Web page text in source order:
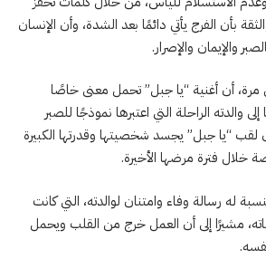
بأن الفرج يأتي دائمًا بعد الشدة، وأن الإنسان
والإيمان والإصرار.
أن أغنية “يا جبل” تحمل معنى خاصًا
والدته الراحلة التي اعتبرها نموذجًا للصبر
لقب “يا جبل” يجسد شخصيتها وقدرتها الكبيرة
فترة مرضها الأخيرة.
له رسالة وفاء وامتنان لوالدته، التي كانت
مشيرًا إلى أن العمل خرج من القلب ويحمل